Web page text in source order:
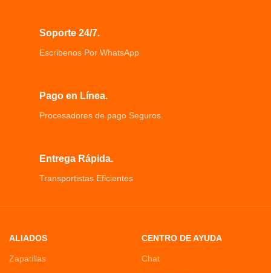
limpieza esquina de limpieza
Inteligente para evitar la detección
Soporte 24/7.
Escribenos Por WhatsApp
Pago en Línea.
Procesadores de pago Seguros.
Entrega Rápida.
Transportistas Eficientes
ALIADOS
Zapatillas
CENTRO DE AYUDA
Chat